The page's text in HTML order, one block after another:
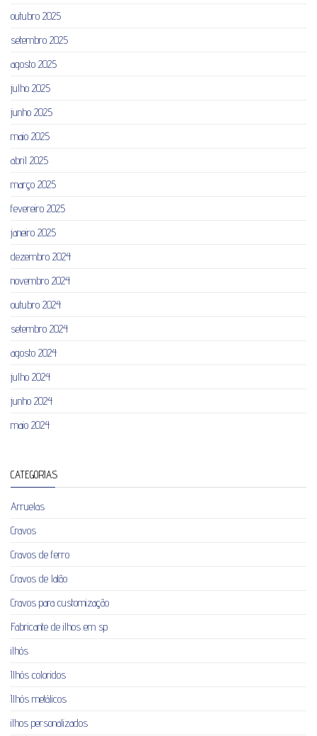
outubro 2025
setembro 2025
agosto 2025
julho 2025
junho 2025
maio 2025
abril 2025
março 2025
fevereiro 2025
janeiro 2025
dezembro 2024
novembro 2024
outubro 2024
setembro 2024
agosto 2024
julho 2024
junho 2024
maio 2024
CATEGORIAS
Arruelas
Cravos
Cravos de ferro
Cravos de latão
Cravos para customização
Fabricante de ilhos em sp
ilhós
Ilhós coloridos
Ilhós metálicos
ilhos personalizados